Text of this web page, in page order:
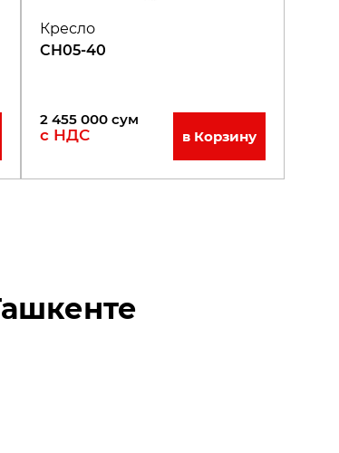
Кресло
CH05-40
2 455 000 сум
с НДС в Корзину